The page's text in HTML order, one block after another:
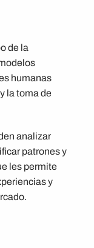
de la
humanas
la toma de
analizar
patrones y
les permite
y